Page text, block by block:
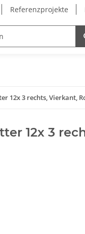
Referenzprojekte
12x 3 rechts, Vierkant,
12x 3